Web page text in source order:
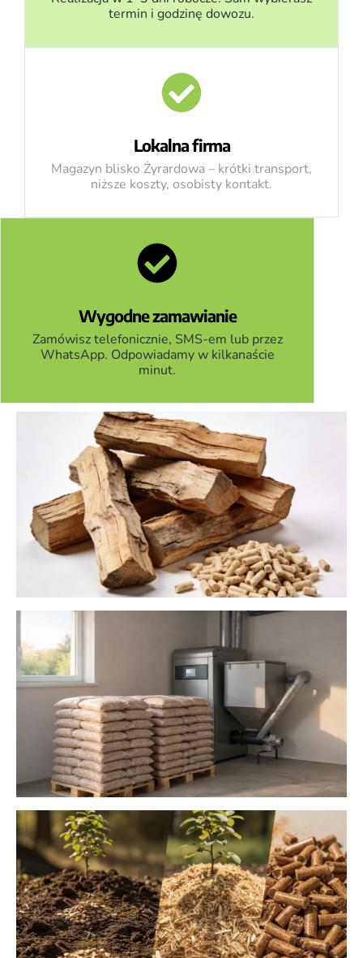
termin i godzinę dowozu.
Lokalna firma
Magazyn blisko Żyrardowa – krótki transport,
niższe koszty, osobisty kontakt.
Wygodne zamawianie
Zamówisz telefonicznie, SMS-em lub przez
WhatsApp. Odpowiadamy w kilkanaście
minut.